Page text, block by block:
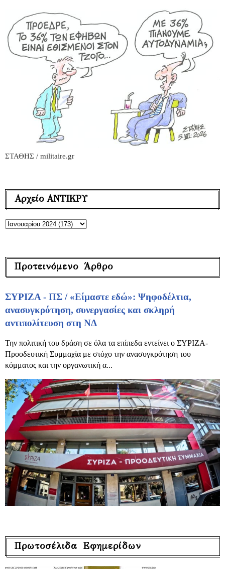
ΣΤΑΘΗΣ / militaire.gr
Αρχείο ΑΝΤΙΚΡΥ
Προτεινόμενο Άρθρο
ΣΥΡΙΖΑ - ΠΣ / «Είμαστε εδώ»: Ψηφοδέλτια,
ανασυγκρότηση, συνεργασίες και σκληρή
αντιπολίτευση στη ΝΔ
Την πολιτική του δράση σε όλα τα επίπεδα εντείνει ο ΣΥΡΙΖΑ-
Προοδευτική Συμμαχία με στόχο την ανασυγκρότηση του
κόμματος και την οργανωτική α...
Πρωτοσέλιδα Εφημερίδων